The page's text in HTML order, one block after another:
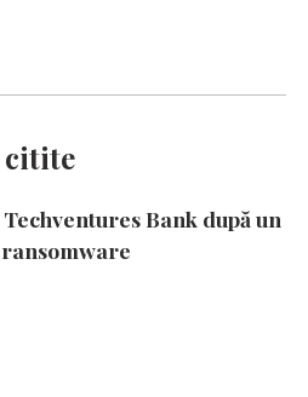
citite
Bank după un